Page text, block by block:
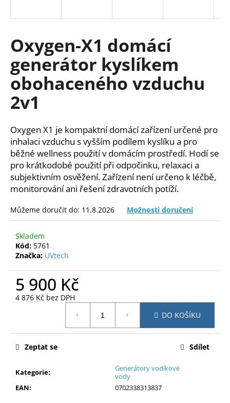
Oxygen-X1 domácí
generátor kyslíkem
obohaceného vzduchu
2v1
Oxygen X1 je kompaktní domácí zařízení určené pro
inhalaci vzduchu s vyšším podílem kyslíku a pro
běžné wellness použití v domácím prostředí. Hodí se
pro krátkodobé použití při odpočinku, relaxaci a
subjektivním osvěžení. Zařízení není určeno k léčbě,
monitorování ani řešení zdravotních potíží.
Můžeme doručit do: 11.8.2026 Možnosti doručení
Skladem
Kód: 5761
Značka: UVtech
5 900 Kč
4 876 Kč bez DPH
DO KOŠÍKU
Kategorie:
Generátory vodíkové
vody
EAN: 0702338313837
Zeptat se Sdílet
í
t
?
D
o
p
r
u
u
m